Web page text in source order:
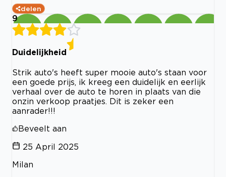
delen
9
Duidelijkheid
Strik auto's heeft super mooie auto's staan voor
een goede prijs, ik kreeg een duidelijk en eerlijk
verhaal over de auto te horen in plaats van die
onzin verkoop praatjes. Dit is zeker een
aanrader!!!
Beveelt aan
25 April 2025
Milan